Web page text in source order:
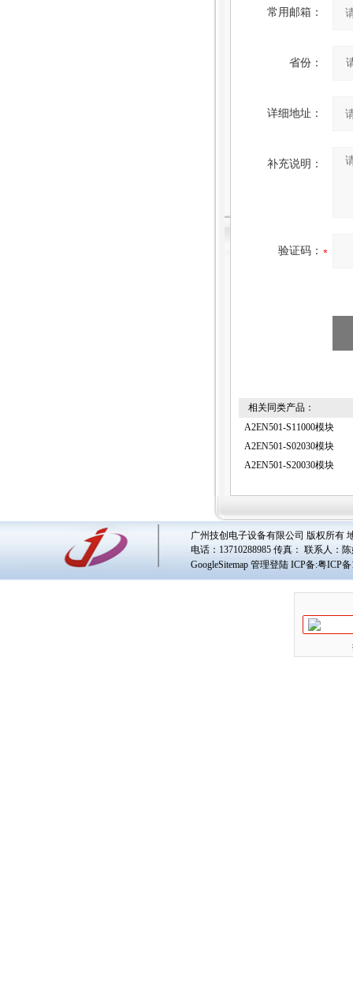
常用邮箱：
省份：
详细地址：
补充说明：
验证码：
相关同类产品：
A2EN501-S11000模块
A2EN501-S02030模块
A2EN501-S20030模块
广州技创电子设备有限公司 版权所有
电话：13710288985 传真： 联系人：
GoogleSitemap 管理登陆 ICP备:粤ICP备